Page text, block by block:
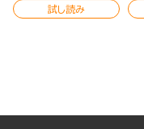
試し読み